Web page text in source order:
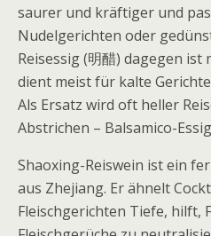
saurer und kräftiger und
Nudelgerichten oder
Reisessig (明醋) dagegen
dient meist für kalte
Als Ersatz wird oft heller
Abstrichen – Balsamico-
Shaoxing-Reiswein ist ein
aus Zhejiang. Er ähnelt
Fleischgerichten Tiefe, hilft,